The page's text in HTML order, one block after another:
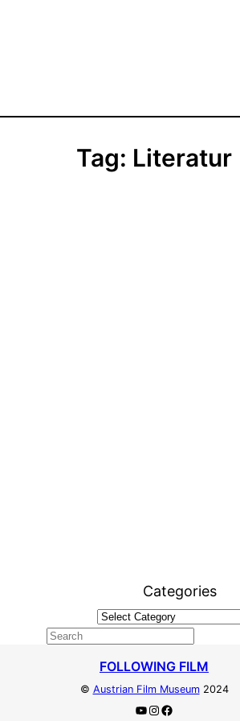
Tag: Literatur
Categories
FOLLOWING FILM
© Austrian Film Museum2024
YouTube
Instagram
Facebook